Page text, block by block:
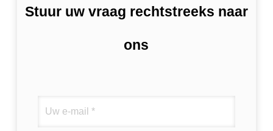
Stuur uw vraag rechtstreeks naar
ons